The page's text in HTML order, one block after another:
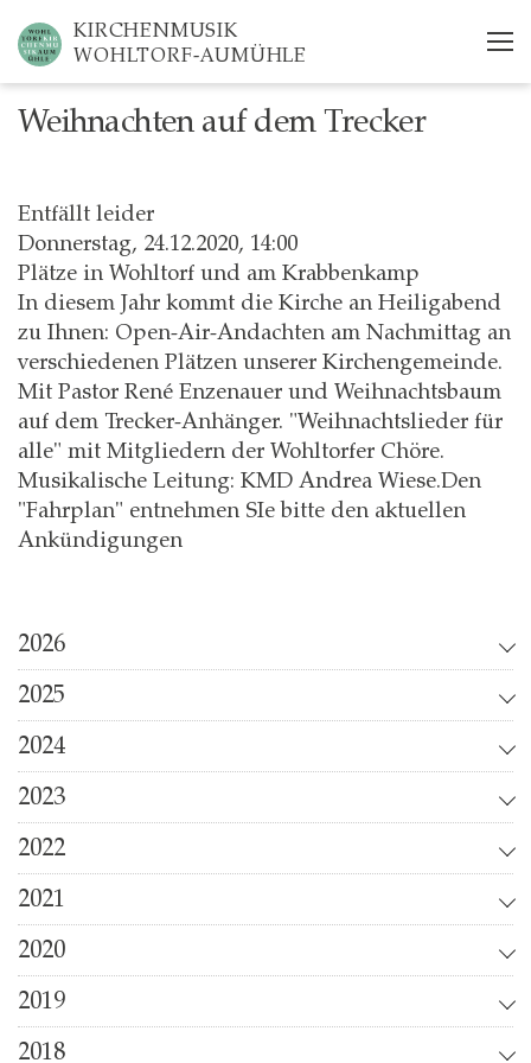
main
content
KIRCHENMUSIK
WOHLTORF-AUMÜHLE
Weihnachten auf dem Trecker
Entfällt leider
Donnerstag, 24.12.2020, 14:00
Plätze in Wohltorf und am Krabbenkamp
In diesem Jahr kommt die Kirche an Heiligabend
zu Ihnen: Open-Air-Andachten am Nachmittag an
verschiedenen Plätzen unserer Kirchengemeinde.
Mit Pastor René Enzenauer und Weihnachtsbaum
auf dem Trecker-Anhänger. "Weihnachtslieder für
alle" mit Mitgliedern der Wohltorfer Chöre.
Musikalische Leitung: KMD Andrea Wiese.Den
"Fahrplan" entnehmen SIe bitte den aktuellen
Ankündigungen
2026
2025
2024
2023
2022
2021
2020
2019
2018